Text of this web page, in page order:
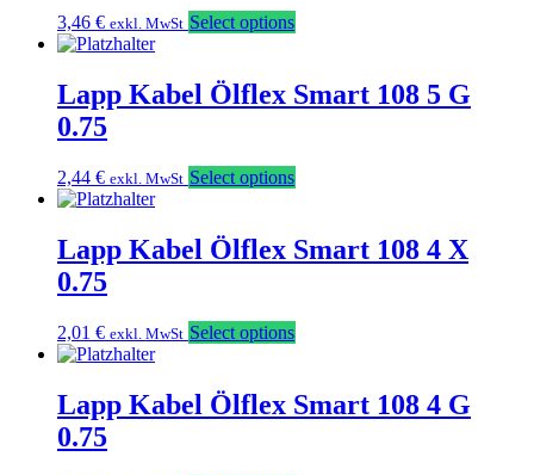
3,46 € exkl. MwSt Select options
Lapp Kabel Ölflex Smart 108 5 G
0.75
2,44 € exkl. MwSt Select options
Lapp Kabel Ölflex Smart 108 4 X
0.75
2,01 € exkl. MwSt Select options
Lapp Kabel Ölflex Smart 108 4 G
0.75